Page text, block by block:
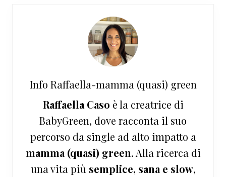
Info Raffaella-mamma (quasi) green
Raffaella Caso è la creatrice di
BabyGreen, dove racconta il suo
percorso da single ad alto impatto a
mamma (quasi) green. Alla ricerca di
una vita più semplice, sana e slow,